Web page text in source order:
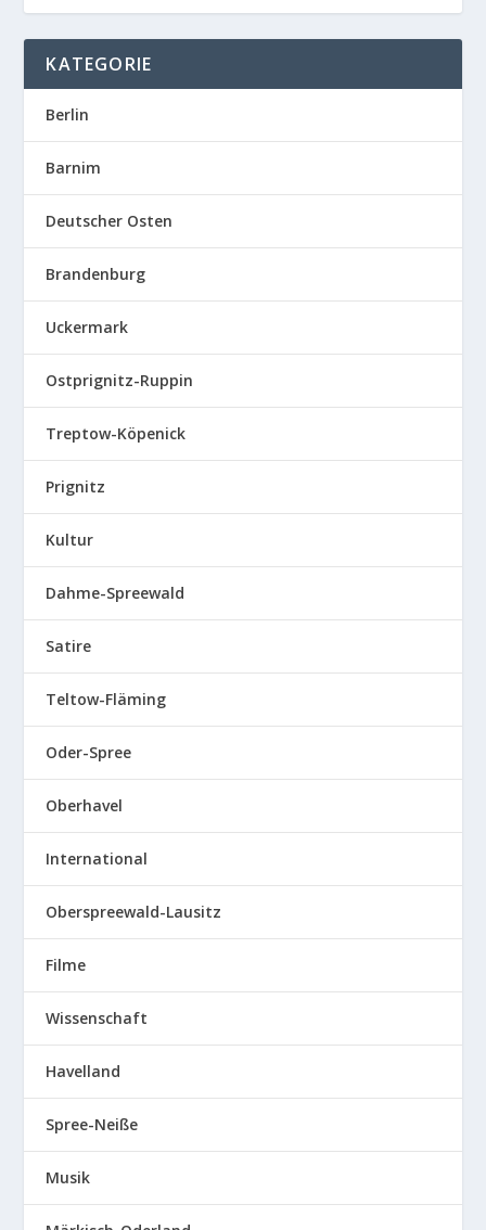
KATEGORIE
Berlin
Barnim
Deutscher Osten
Brandenburg
Uckermark
Ostprignitz-Ruppin
Treptow-Köpenick
Prignitz
Kultur
Dahme-Spreewald
Satire
Teltow-Fläming
Oder-Spree
Oberhavel
International
Oberspreewald-Lausitz
Filme
Wissenschaft
Havelland
Spree-Neiße
Musik